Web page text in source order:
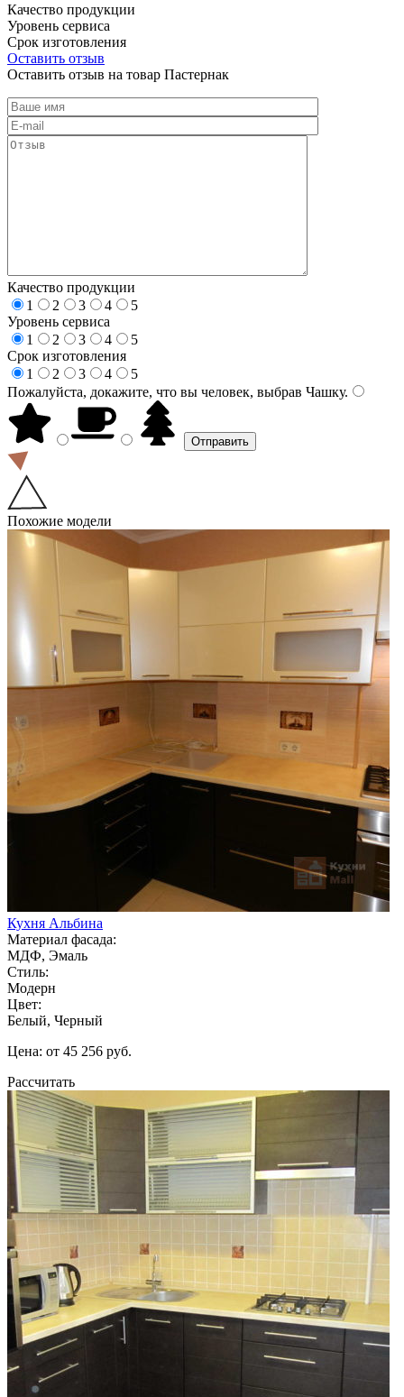
Качество продукции
Уровень сервиса
Срок изготовления
Оставить отзыв
Оставить отзыв на товар Пастернак
Качество продукции
1
2 3 4
5
Уровень сервиса
1
2 3 4
5
Срок изготовления
1
2 3 4
5
Пожалуйста, докажите, что вы человек, выбрав Чашку.
Похожие модели
Кухня Альбина
Материал фасада:
МДФ, Эмаль
Стиль:
Модерн
Цвет:
Белый, Черный
Цена: от 45 256 руб.
Рассчитать